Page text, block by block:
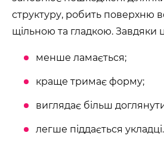
структуру, робить поверхню
щільною та гладкою. Завдяки
менше ламається;
краще тримає форму;
виглядає більш
легше піддається укладці.